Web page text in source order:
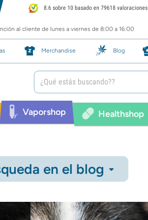
8.6 sobre 10 basado en 79618 valoraciones
al cliente de lunes a viernes de 8:00 a 16:00
Merchandise Blog
Vaporshop Healthshop
en el blog